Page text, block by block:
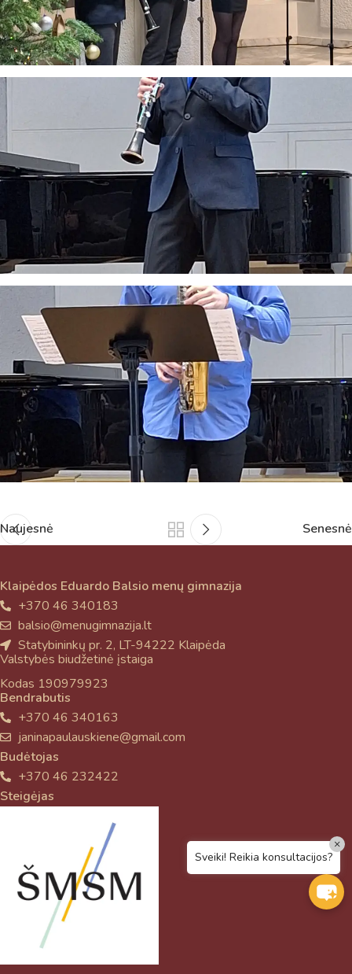
Naujesnė Senesnė
Klaipėdos Eduardo Balsio menų gimnazija
+370 46 340183
balsio@menugimnazija.lt
Statybininkų pr. 2, LT-94222 Klaipėda
Valstybės biudžetinė įstaiga
Kodas 190979923
Bendrabutis
+370 46 340163
janinapaulauskiene@gmail.com
Budėtojas
+370 46 232422
Steigėjas
Sveiki! Reikia konsultacijos?
×